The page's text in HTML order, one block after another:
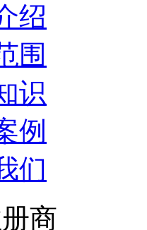
绍
围
识
例
们